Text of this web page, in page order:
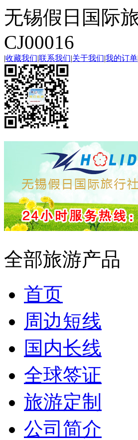
无锡假日国际
CJ00016
|收藏我们|联系我们|关于我们|我的订单
全部旅游产品
首页
周边短线
国内长线
全球签证
旅游定制
公司简介